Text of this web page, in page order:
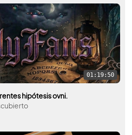
01:19:50
hipótesis ovni.